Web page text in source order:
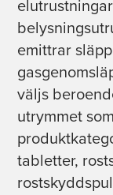
emittrar
väljs
utrymmet
tabletter,